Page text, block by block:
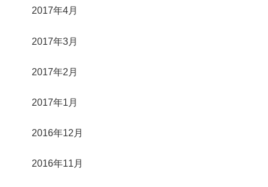
2017年4月
2017年3月
2017年2月
2017年1月
2016年12月
2016年11月